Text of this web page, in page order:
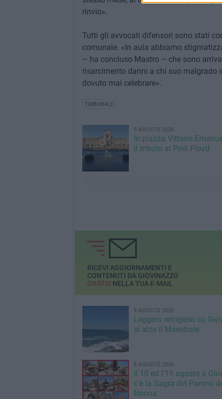
rinvio».
Tutti gli avvocati difensori sono stati
comunale. «In aula abbiamo
– ha concluso Mastro – che sono
risarcimento danni a chi suo malgrado
dovuto mai celebrare».
TRIBUNALE
9 AGOSTO 2026
In piazza Vittorio
il tributo ai Pink Floyd
RICEVI AGGIORNAMENTI E
CONTENUTI DA GIOVINAZZO
GRATISNELLA TUA E-MAIL
9 AGOSTO 2026
Leggero refrigerio su
si alza il Maestrale
8 AGOSTO 2026
Il 10 ed l'11 agosto a
c'è la Sagra del Panino
Nonna